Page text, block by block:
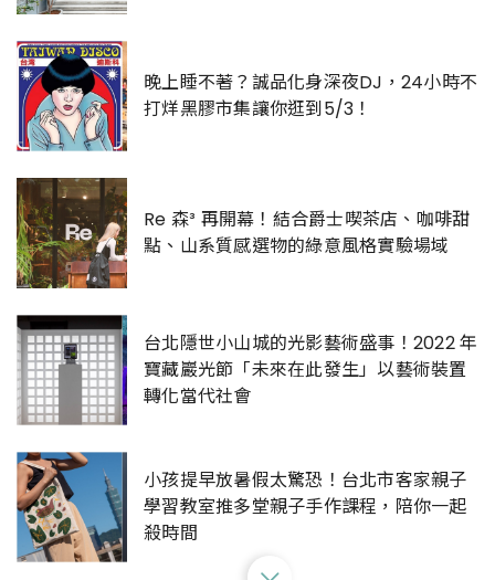
晚上睡不著？誠品化身深夜DJ，24小時不
打烊黑膠市集讓你逛到5/3！
Re 森³ 再開幕！結合爵士喫茶店、咖啡甜
點、山系質感選物的綠意風格實驗場域
台北隱世小山城的光影藝術盛事！2022 年
寶藏巖光節「未來在此發生」以藝術裝置
轉化當代社會
小孩提早放暑假太驚恐！台北市客家親子
學習教室推多堂親子手作課程，陪你一起
殺時間